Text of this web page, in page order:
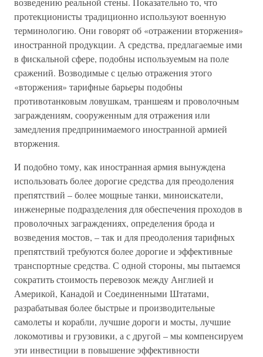
протекционисты традиционно используют военную
терминологию. Они говорят об «отражении вторжения»
иностранной продукции. А средства, предлагаемые ими
в фискальной сфере, подобны используемым на поле
сражений. Возводимые с целью отражения этого
«вторжения» тарифные барьеры подобны
противотанковым ловушкам, траншеям и проволочным
заграждениям, сооруженным для отражения или
замедления предпринимаемого иностранной армией
вторжения.
И подобно тому, как иностранная армия вынуждена
использовать более дорогие средства для преодоления
препятствий – более мощные танки, миноискатели,
инженерные подразделения для обеспечения проходов в
проволочных заграждениях, определения брода и
возведения мостов, – так и для преодоления тарифных
препятствий требуются более дорогие и эффективные
транспортные средства. С одной стороны, мы пытаемся
сократить стоимость перевозок между Англией и
Америкой, Канадой и Соединенными Штатами,
разрабатывая более быстрые и производительные
самолеты и корабли, лучшие дороги и мосты, лучшие
локомотивы и грузовики, а с другой – мы компенсируем
эти инвестиции в повышение эффективности